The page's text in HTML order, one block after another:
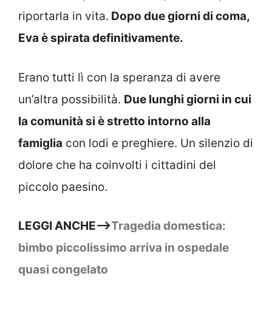
riportarla in vita. Dopo due giorni di coma,
Eva è spirata definitivamente.
Erano tutti lì con la speranza di avere
un’altra possibilità. Due lunghi giorni in cui
la comunità si è stretto intorno alla
famiglia con lodi e preghiere. Un silenzio di
dolore che ha coinvolti i cittadini del
piccolo paesino.
LEGGI ANCHE–>Tragedia domestica:
bimbo piccolissimo arriva in ospedale
quasi congelato